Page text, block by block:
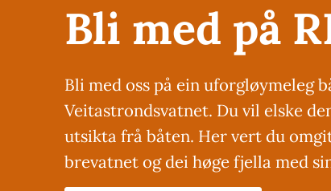
Bli med på
Bli med oss på ein uforgløymeleg
Veitastrondsvatnet. Du vil elske
utsikta frå båten. Her vert du
brevatnet og dei høge fjella med